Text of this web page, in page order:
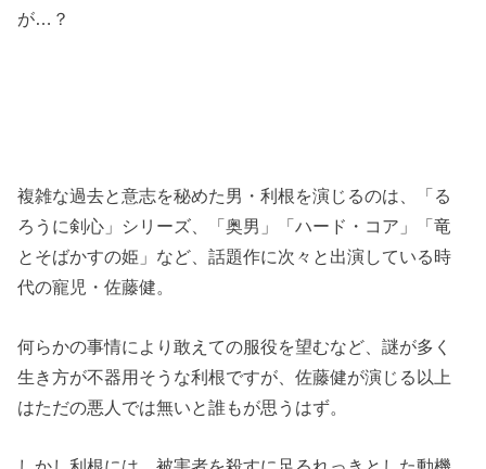
が…？
複雑な過去と意志を秘めた男・利根を演じるのは、「る
ろうに剣心」シリーズ、「奥男」「ハード・コア」「竜
とそばかすの姫」など、話題作に次々と出演している時
代の寵児・佐藤健。
何らかの事情により敢えての服役を望むなど、謎が多く
生き方が不器用そうな利根ですが、佐藤健が演じる以上
はただの悪人では無いと誰もが思うはず。